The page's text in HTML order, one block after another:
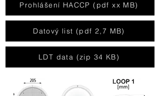
Prohlášení HACCP (pdf xx MB)
Datový list (pdf 2,7 MB)
LDT data (zip 34 KB)